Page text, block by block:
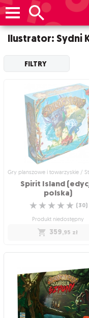
Ilustrator: Sydni
FILTRY
Spirit Island
polska)
☆
☆
☆
☆
☆ (30)
Produkt niedostępny
359,95 zł
Gry planszowe i
Spirit Island
polska)
Duchy wyspy łączą się
najeźdźcy, który plądruje ich
☆
☆
☆
☆
☆ ( 30)